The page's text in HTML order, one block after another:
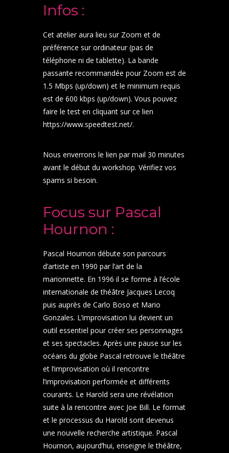
Infos :
Cet atelier aura lieu sur Zoom et de
préférence sur ordinateur (pas de
téléphone ni de tablette). La bande
passante recommandée pour Zoom est de
1.5 Mbps (up/down) et le minimum requis
est de 600 kbps (up/down). Vous pouvez
faire le test en cliquant sur ce lien
https://www.speedtest.net/.
Nous enverrons le lien par mail 30 minutes
avant le début du workshop. Vérifiez vos
spams si besoin.
Focus sur Pascal
Hournon :
Pascal Hournon débute son parcours
d’artiste en 1990 par l’art de la
marionnette. En 1996 il se forme à l’école
internationale de théâtre Jacques Lecoq
puis auprès de Carlo Boso et Mario
Gonzales. L’improvisation lui devient un
outil essentiel pour créer ses personnages
et ses spectacles. Après une pause sur les
océans du globe Pascal retrouve le théâtre
et l’improvisation où il rencontre
l’improvisation performée et différents
courants. Le Harold sera une révélation
suite à la rencontre avec Joe Bill. Le format
et le processus du Harold sont devenus
une nouvelle recherche artistique. Pascal
Hournon, aujourd’hui, enseigne le théâtre,